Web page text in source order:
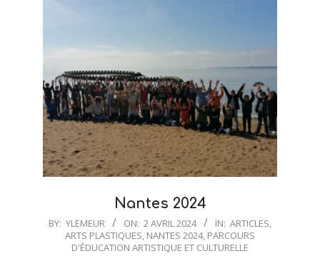
Nantes 2024
2024-
BY: YLEMEUR ON: 2 AVRIL 2024 IN: ARTICLES,
ARTS PLASTIQUES, NANTES 2024, PARCOURS
D'ÉDUCATION ARTISTIQUE ET CULTURELLE